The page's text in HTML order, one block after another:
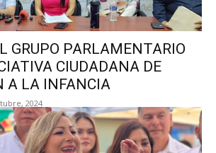
GRUPO PARLAMENTARIO
CIUDADANA DE
A LA INFANCIA
2024